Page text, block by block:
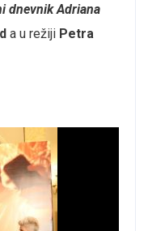
dnevnik Adriana
a u režiji Petra